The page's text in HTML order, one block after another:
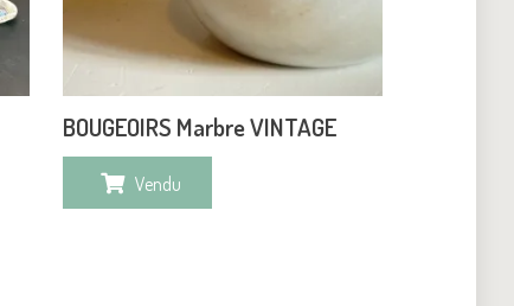
BOUGEOIRS Marbre VINTAGE
Vendu